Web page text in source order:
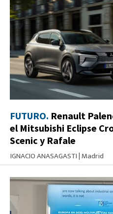
FUTURO. Renault
el Mitsubishi Eclipse
Scenic y Rafale
IGNACIO ANASAGASTI|Madrid